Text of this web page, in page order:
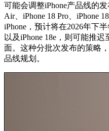
可能会调整iPhone产品线的
Air、iPhone 18 Pro、iPhone
iPhone，预计将在2026年下
以及iPhone 18e，则可能推
面。这种分批次发布的策略
品线规划。